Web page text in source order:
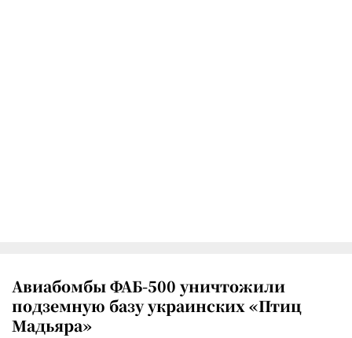
Авиабомбы ФАБ-500 уничтожили
подземную базу украинских «Птиц
Мадьяра»